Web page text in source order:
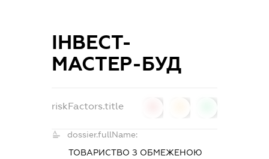
ІНВЕСТ-
МАСТЕР-БУД
riskFactors.title
dossier.fullName:
ТОВАРИСТВО З ОБМЕЖЕНОЮ